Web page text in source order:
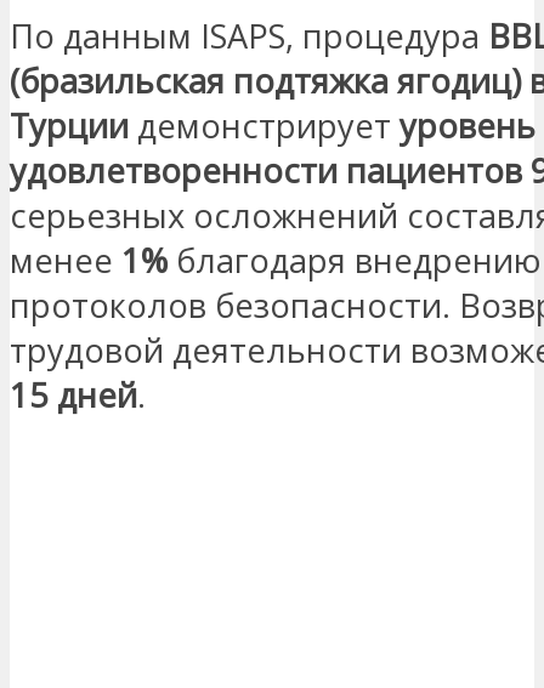
По данным ISAPS, процедура
(бразильская подтяжка ягодиц)
Турции демонстрируетуровень
удовлетворенности пациентов
серьезных осложнений
менее 1% благодаря
протоколов безопасности.
трудовой деятельности
15 дней.